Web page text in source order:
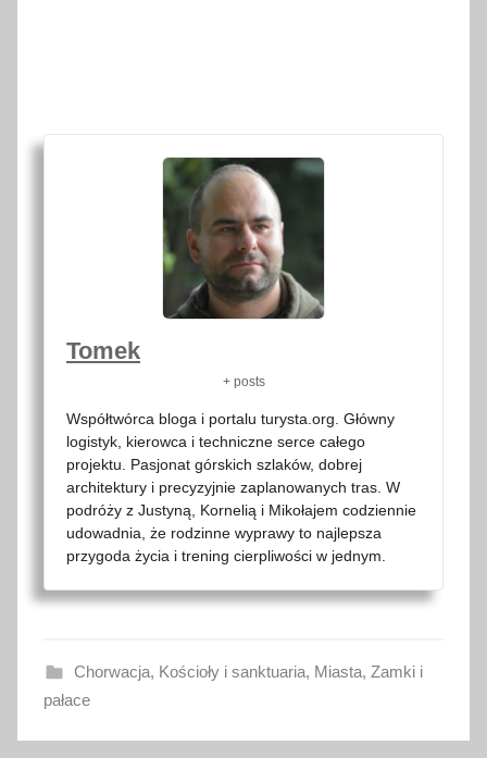
Tomek
+ posts
Współtwórca bloga i portalu turysta.org. Główny
logistyk, kierowca i techniczne serce całego
projektu. Pasjonat górskich szlaków, dobrej
architektury i precyzyjnie zaplanowanych tras. W
podróży z Justyną, Kornelią i Mikołajem codziennie
udowadnia, że rodzinne wyprawy to najlepsza
przygoda życia i trening cierpliwości w jednym.
Chorwacja, Kościoły i sanktuaria, Miasta, Zamki i
pałace